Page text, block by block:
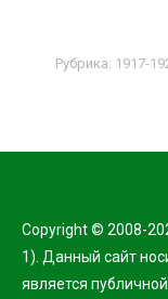
Рубрика: 1917-
Copyright © 2008-
1). Данный сайт
является